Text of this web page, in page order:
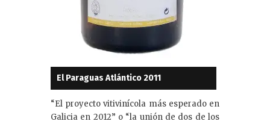
El Paraguas Atlántico 2011
“El proyecto vitivinícola más esperado en
Galicia en 2012” o “la unión de dos de los